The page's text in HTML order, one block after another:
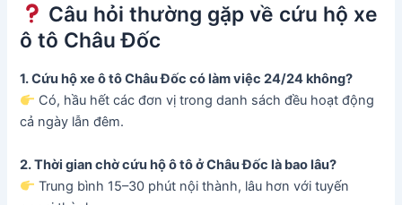
Câu hỏi thường gặp về cứu hộ xe
ô tô Châu Đốc
1. Cứu hộ xe ô tô Châu Đốc có làm việc 24/24 không?
Có, hầu hết các đơn vị trong danh sách đều hoạt động
cả ngày lẫn đêm.
2. Thời gian chờ cứu hộ ô tô ở Châu Đốc là bao lâu?
Trung bình 15–30 phút nội thành, lâu hơn với tuyến